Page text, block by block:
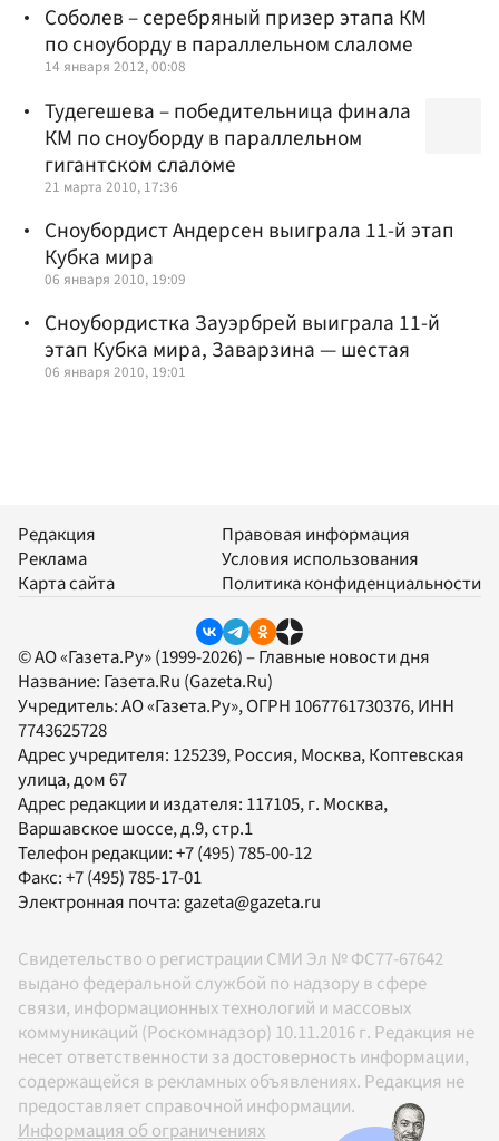
Соболев – серебряный призер этапа КМ
по сноуборду в параллельном слаломе
14 января 2012, 00:08
Тудегешева – победительница финала
КМ по сноуборду в параллельном
гигантском слаломе
21 марта 2010, 17:36
Сноубордист Андерсен выиграла 11-й этап
Кубка мира
06 января 2010, 19:09
Сноубордистка Зауэрбрей выиграла 11-й
этап Кубка мира, Заварзина — шестая
06 января 2010, 19:01
Редакция
Реклама
Карта сайта
Правовая информация
Условия использования
Политика конфиденциальности
© АО «Газета.Ру» (1999-2026) – Главные новости дня
Название: Газета.Ru (Gazeta.Ru)
Учредитель:АО «Газета.Ру», ОГРН 1067761730376, ИНН
7743625728
Адрес учредителя: 125239, Россия, Москва, Коптевская
улица, дом 67
Адрес редакции и издателя: 117105, г. Москва,
Варшавское шоссе, д.9, стр.1
Телефон редакции:+7 (495) 785-00-12
Факс:+7 (495) 785-17-01
Электронная почта: gazeta@gazeta.ru
Свидетельство о регистрации СМИ Эл № ФС77-67642
выдано федеральной службой по надзору в сфере
связи, информационных технологий и массовых
коммуникаций (Роскомнадзор) 10.11.2016 г. Редакция не
несет ответственности за достоверность информации,
содержащейся в рекламных объявлениях. Редакция не
предоставляет справочной информации.
Информация об ограничениях